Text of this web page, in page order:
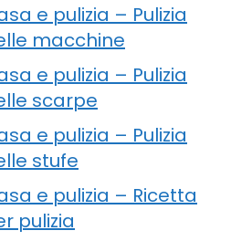
e pulizia – Pulizia
macchine
e pulizia – Pulizia
scarpe
e pulizia – Pulizia
stufe
e pulizia – Ricetta
pulizia